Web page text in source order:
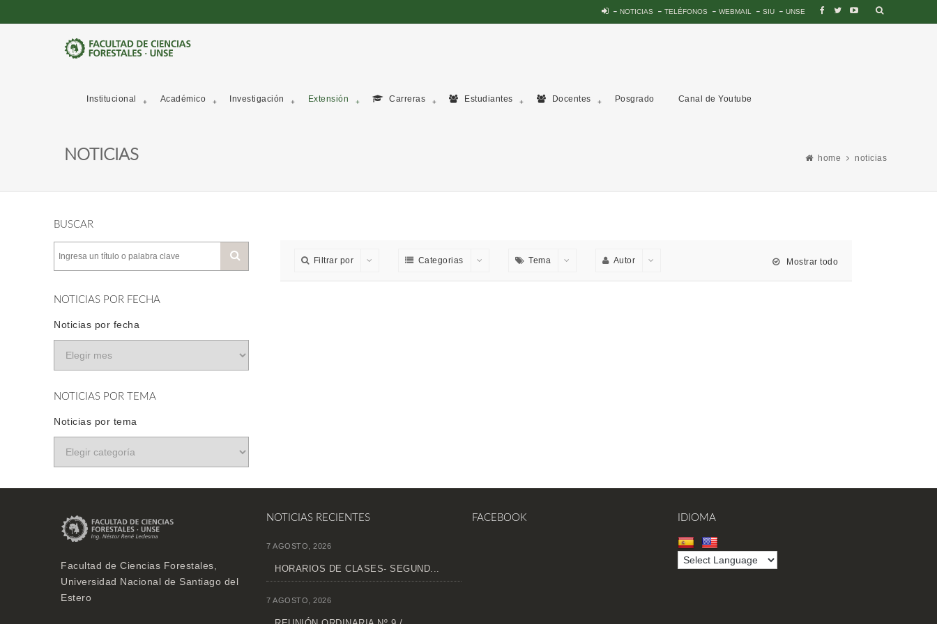
NOTICIAS TELÉFONOS WEBMAIL SIU UNSE
Institucional Académico Investigación Extensión Carreras Estudiantes Docentes Posgrado Canal de Youtube
NOTICIAS home noticias
BUSCAR
NOTICIAS POR FECHA
Noticias por fecha
NOTICIAS POR TEMA
Noticias por tema
Filtrar por Categorias Tema Autor Mostrar todo
Facultad de Ciencias Forestales,
Universidad Nacional de Santiago del
Estero
NOTICIAS RECIENTES
7 AGOSTO, 2026
HORARIOS DE CLASES- SEGUND...
7 AGOSTO, 2026
FACEBOOK IDIOMA